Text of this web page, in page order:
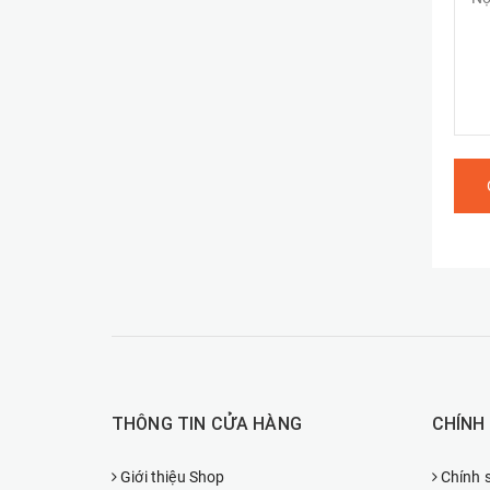
THÔNG TIN CỬA HÀNG
Giới thiệu Shop Chính